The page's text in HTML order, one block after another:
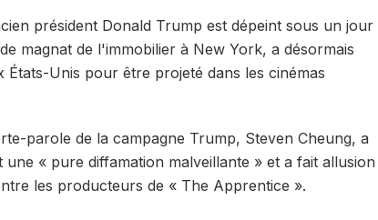
président Donald Trump est dépeint sous un jour
magnat de l'immobilier à New York, a désormais
Unis pour être projeté dans les cinémas
parole de la campagne Trump, Steven Cheung, a
« pure diffamation malveillante » et a fait allusion
les producteurs de « The Apprentice ».